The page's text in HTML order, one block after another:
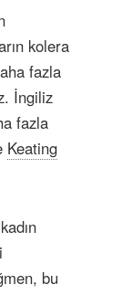
kolera
fazla
İngiliz
fazla
Keating
bu